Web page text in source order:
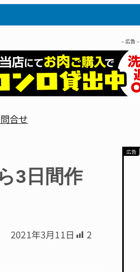
– 広告 –
合せ
3日間作
2021年3月11日 2